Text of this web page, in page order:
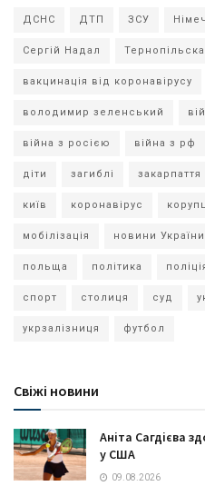
ДСНС ДТП ЗСУ
Сергій Надал
вакцинація від коронавірусу
володимир зеленський
війна з росією війна з рф
діти загиблі закарпаття
київ коронавірус
мобілізація новини України
польща політика
спорт столиця суд
укрзалізниця футбол
Свіжі новини
Аніта Сагдієва
у США
09.08.2026